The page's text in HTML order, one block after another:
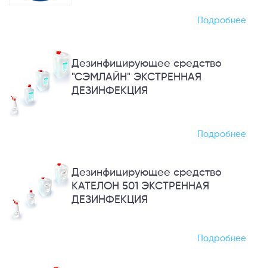
Подробнее
Дезинфицирующее cредство
"СЭМЛАЙН" ЭКСТРЕННАЯ
ДЕЗИНФЕКЦИЯ
Подробнее
Дезинфицирующее средство
КАТЕЛОН 501 ЭКСТРЕННАЯ
ДЕЗИНФЕКЦИЯ
Подробнее